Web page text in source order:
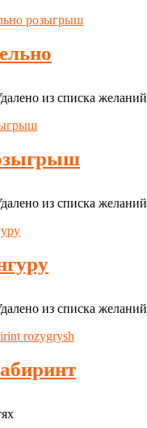
из списка желаний
из списка желаний
из списка желаний